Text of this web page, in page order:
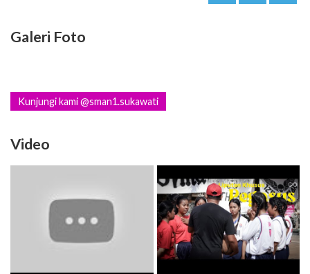
Galeri Foto
Kunjungi kami @sman1.sukawati
Video